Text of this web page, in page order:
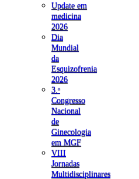
Update em
medicina
2026
Dia
Mundial
da
Esquizofrenia
2026
3.ᵒ
Congresso
Nacional
de
Ginecologia
em MGF
VIII
Jornadas
Multidisciplinares